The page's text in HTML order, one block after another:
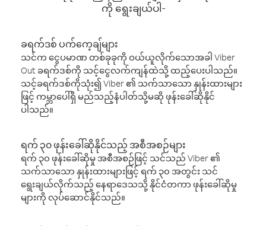
ကို ရွေးချယ်ပါ-
ခရက်ဒစ် ပက်ကေ့ချ်များ
သင်က ငွေပမာဏ တစ်ခုခုကို ဝယ်ယူလိုက်သောအခါ Viber
Out ခရက်ဒစ်ကို သင့်ငွေလက်ကျန်ထဲသို့ ထည့်ပေးပါသည်။
သင့်ခရက်ဒစ်ကိုသုံး၍ Viber ၏ သက်သာသော နှုန်းထားများ
ဖြင့် ကမ္ဘာပေါ်ရှိ မည်သည့်နံပါတ်သို့မဆို ဖုန်းခေါ်ဆိုနိုင်
ပါသည်။
ရက် ၃၀ ဖုန်းခေါ်ဆိုနိုင်သည့် အစီအစဉ်များ
ရက် ၃၀ ဖုန်းခေါ်ဆိုမှု အစီအစဉ်ဖြင့် သင်သည် Viber ၏
သက်သာသော နှုန်းထားများဖြင့် ရက် ၃၀ အတွင်း သင်
ရွေးချယ်လိုက်သည့် နေရာဒေသသို့ နိုင်ငံတကာ ဖုန်းခေါ်ဆိုမှု
များကို လုပ်ဆောင်နိုင်သည်။